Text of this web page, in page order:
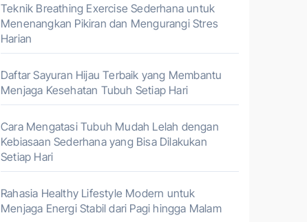
Teknik Breathing Exercise Sederhana untuk
Menenangkan Pikiran dan Mengurangi Stres
Harian
Daftar Sayuran Hijau Terbaik yang Membantu
Menjaga Kesehatan Tubuh Setiap Hari
Cara Mengatasi Tubuh Mudah Lelah dengan
Kebiasaan Sederhana yang Bisa Dilakukan
Setiap Hari
Rahasia Healthy Lifestyle Modern untuk
Menjaga Energi Stabil dari Pagi hingga Malam